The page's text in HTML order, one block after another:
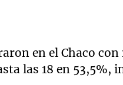
en el Chaco
las 18 en 53,5%,